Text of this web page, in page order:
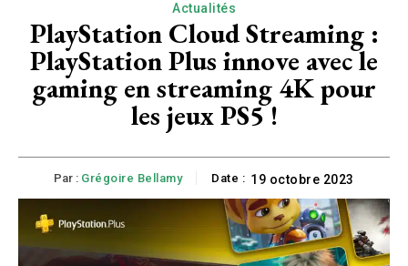
Actualités
PlayStation Cloud Streaming :
PlayStation Plus innove avec le
gaming en streaming 4K pour
les jeux PS5 !
Par : Grégoire Bellamy Date : 19 octobre 2023